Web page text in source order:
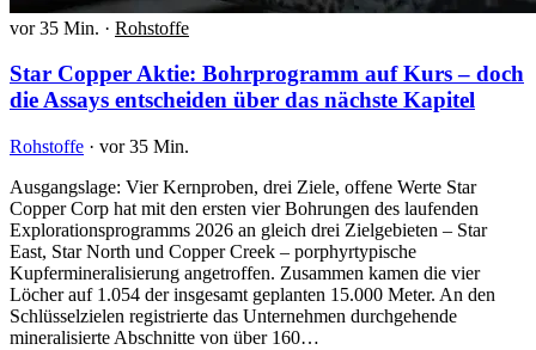
vor 35 Min. · Rohstoffe
Star Copper Aktie: Bohrprogramm auf Kurs – doch
die Assays entscheiden über das nächste Kapitel
Rohstoffe · vor 35 Min.
Ausgangslage: Vier Kernproben, drei Ziele, offene Werte Star
Copper Corp hat mit den ersten vier Bohrungen des laufenden
Explorationsprogramms 2026 an gleich drei Zielgebieten – Star
East, Star North und Copper Creek – porphyrtypische
Kupfermineralisierung angetroffen. Zusammen kamen die vier
Löcher auf 1.054 der insgesamt geplanten 15.000 Meter. An den
Schlüsselzielen registrierte das Unternehmen durchgehende
mineralisierte Abschnitte von über 160…